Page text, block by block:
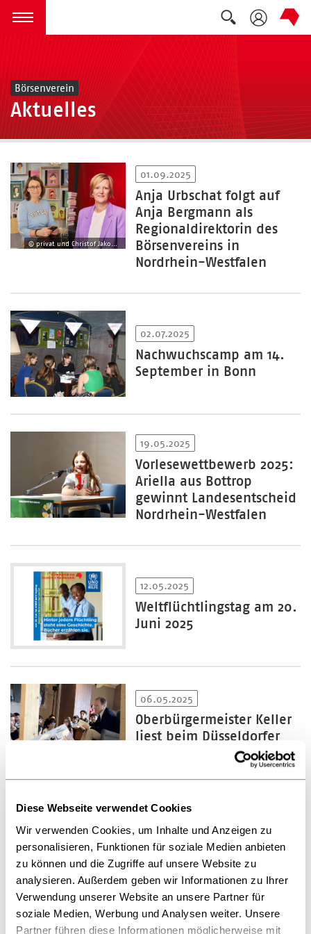
Diese Webseite verwendet Cookies
Wir verwenden Cookies, um Inhalte und Anzeigen zu
personalisieren, Funktionen für soziale Medien anbieten
zu können und die Zugriffe auf unsere Website zu
analysieren. Außerdem geben wir Informationen zu Ihrer
Verwendung unserer Website an unsere Partner für
soziale Medien, Werbung und Analysen weiter. Unsere
Partner führen diese Informationen möglicherweise mit
zum Inhalt springen
Menü öffnen
Suche
Börsenverein
Aktuelles
© privat und Christof Jakob (rechts)
01.09.2025
Anja Urbschat folgt auf
Anja Bergmann als
Regionaldirektorin des
Börsenvereins in
Nordrhein-Westfalen
02.07.2025
Nachwuchscamp am 14.
September in Bonn
19.05.2025
Vorlesewettbewerb 2025:
Ariella aus Bottrop
gewinnt Landesentscheid
Nordrhein-Westfalen
12.05.2025
Weltflüchtlingstag am 20.
Juni 2025
06.05.2025
Oberbürgermeister Keller
liest beim Düsseldorfer
Kinder- und Buchfest
Warum Social Media
Creator*innen auch noch
Bücher herausbringen –
Azubitag bei Community
Editions